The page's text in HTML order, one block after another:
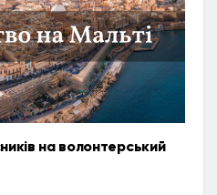
на волонтерський